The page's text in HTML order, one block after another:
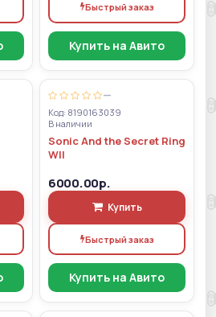
Быстрый заказ
Купить на Авито
—
Код: 8190163039
В наличии
Sonic And the Secret Ring
WII
6000.00р.
Купить
Быстрый заказ
Купить на Авито